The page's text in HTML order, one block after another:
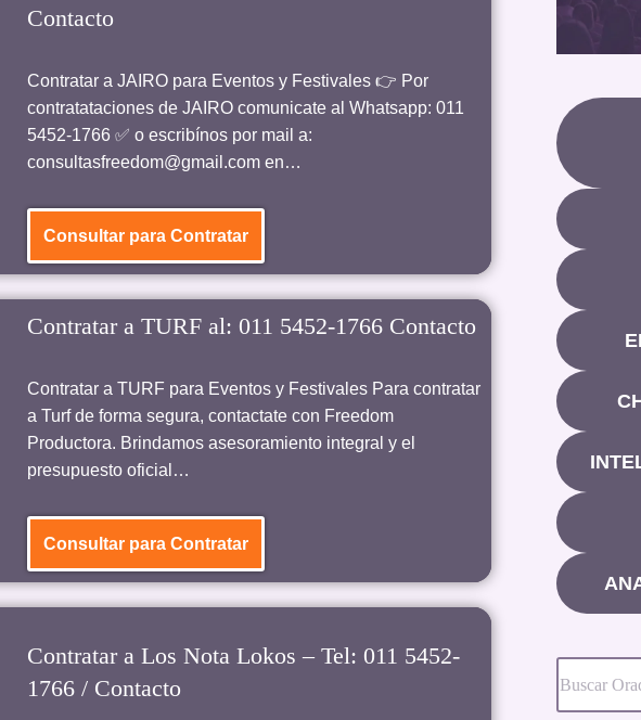
Contacto
Contratar a JAIRO para Eventos y Festivales 👉 Por
contratataciones de JAIRO comunicate al Whatsapp: 011
5452-1766 ✅ o escribínos por mail a:
consultasfreedom@gmail.com en…
Consultar para Contratar
Contratar a TURF al: 011 5452-1766 Contacto
Contratar a TURF para Eventos y Festivales Para contratar
a Turf de forma segura, contactate con Freedom
Productora. Brindamos asesoramiento integral y el
presupuesto oficial…
Consultar para Contratar
Contratar a Los Nota Lokos – Tel: 011 5452-
1766 / Contacto